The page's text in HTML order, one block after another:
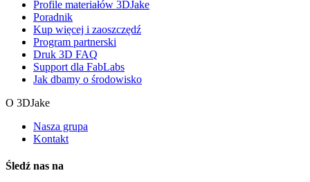
Profile materiałów 3DJake
Poradnik
Kup więcej i zaoszczędź
Program partnerski
Druk 3D FAQ
Support dla FabLabs
Jak dbamy o środowisko
O 3DJake
Nasza grupa
Kontakt
Śledź nas na